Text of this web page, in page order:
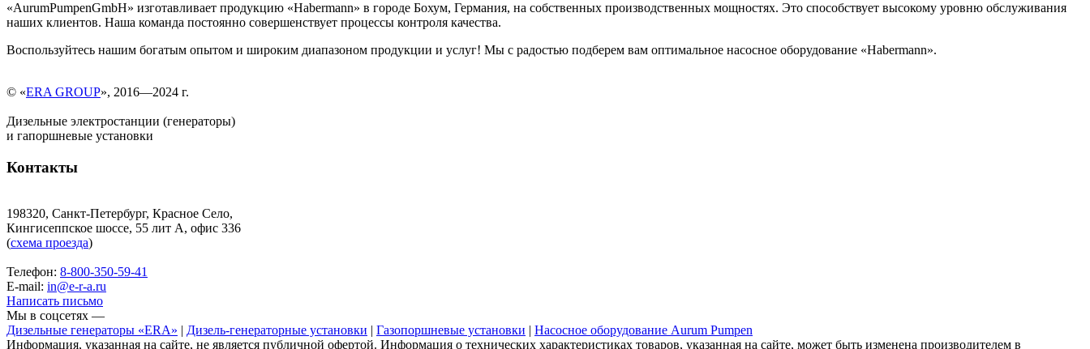
«AurumPumpenGmbH» изготавливает продукцию «Habermann» в городе Бохум, Германия, на собственных производственных мощностях. Это способствует высокому уровню обслуживания
наших клиентов. Наша команда постоянно совершенствует процессы контроля качества.
Воспользуйтесь нашим богатым опытом и широким диапазоном продукции и услуг! Мы с радостью подберем вам оптимальное насосное оборудование «Habermann».
© «ERA GROUP», 2016—2024 г.
Дизельные электростанции (генераторы)
и гапоршневые установки
Контакты
198320, Санкт-Петербург, Красное Село,
Кингисеппское шоссе, 55 лит А, офис 336
(схема проезда)
Телефон: 8-800-350-59-41
E-mail: in@e-r-a.ru
Написать письмо
Мы в соцсетях —
Дизельные генераторы «ERA» | Дизель-генераторные установки | Газопоршневые установки | Насосное оборудование Aurum Pumpen
Информация, указанная на сайте, не является публичной офертой. Информация о технических характеристиках товаров, указанная на сайте, может быть изменена производителем в